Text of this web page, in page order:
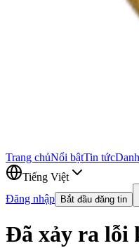
Trang chủNổi bậtTin tức
Tiếng Việt
Đăng nhập
Bắt đầu đăng tin
Đã xảy ra lỗi